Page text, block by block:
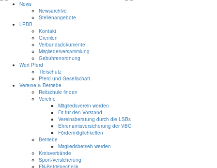
News
Newsarchive
Stellenangebote
LPBB
Kontakt
Gremien
Verbandsdokumente
Mitgliederversammlung
Gebührenordnung
Wert Pferd
Tierschutz
Pferd und Gesellschaft
Vereine & Betriebe
Reitschule finden
Vereine
Mitgliedsverein werden
Fit für den Vorstand
Vereinsberatung durch die LSBs
Ehrenamtsversicherung der VBG
Fördermöglichkeiten
Betriebe
Mitgliedsbetrieb werden
Kreisverbände
Sport-Versicherung